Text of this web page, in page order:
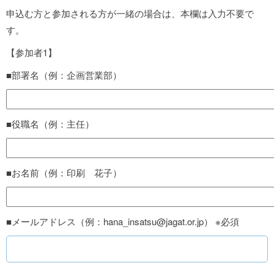
申込む方と参加される方が一緒の場合は、本欄は入力不要で
す。
【参加者1】
■部署名（例：企画営業部）
■役職名（例：主任）
■お名前（例：印刷 花子）
■メールアドレス（例：hana_insatsu@jagat.or.jp） ※必須